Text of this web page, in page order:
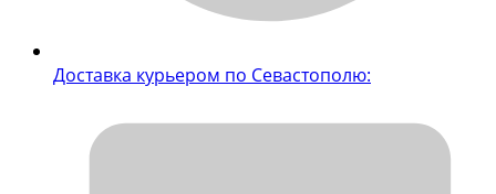
Доставка курьером по Севастополю: